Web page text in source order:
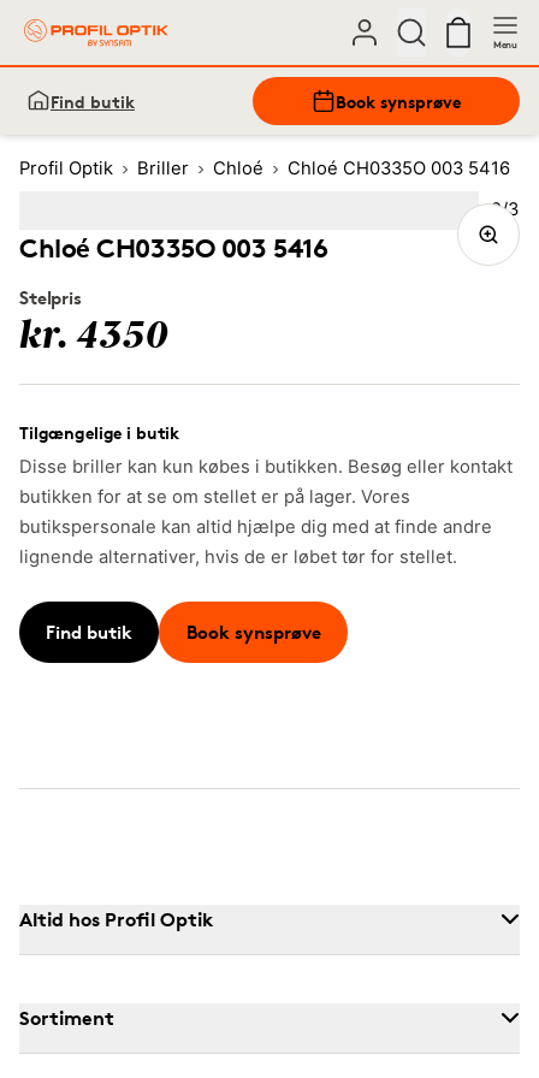
Menu
Find butik Book synsprøve
Profil Optik Briller Chloé Chloé CH0335O 003 5416
Chloé CH0335O 003 5416
Stelpris
kr. 4350
Tilgængelige i butik
Disse briller kan kun købes i butikken. Besøg eller kontakt
butikken for at se om stellet er på lager. Vores
butikspersonale kan altid hjælpe dig med at finde andre
lignende alternativer, hvis de er løbet tør for stellet.
Find butik Book synsprøve
2/3
3
Altid hos Profil Optik
Sortiment